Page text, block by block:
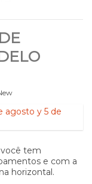
agosto y 5 de
você tem
e com a
horizontal.